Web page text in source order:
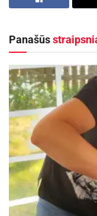
pašto paskelbtą
Aktualios
2026-
„Norime
Panašūs